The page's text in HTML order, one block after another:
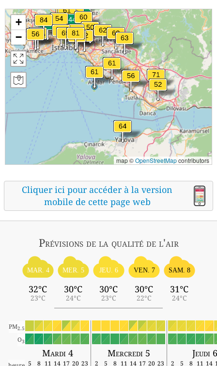
+
−
map ©OpenStreetMapcontributors
Cliquer ici pour accéder à la version
mobile de cette page web
Prévisionsde la qualité de l'air
MAR. 4
32°C
23°C
MER. 5
30°C
24°C
JEU. 6
30°C
23°C
VEN. 7
30°C
22°C
SAM. 8
31°C
24°C
PM2.5
O3
Mardi 4 Mercredi 5 Jeudi 6
5 8 11 14 17 20 23 2 5 8 11 14 17 20 23 2 5 8 11 14